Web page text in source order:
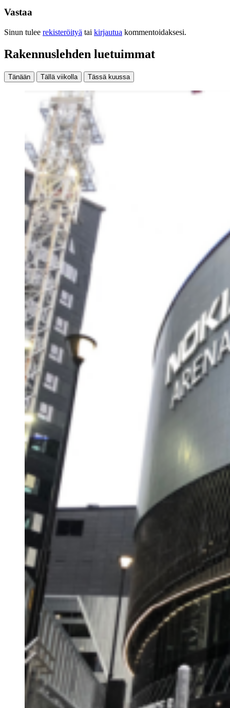
Vastaa
Sinun tulee rekisteröityä tai kirjautua kommentoidaksesi.
Rakennuslehden luetuimmat
Tänään Tällä viikolla Tässä kuussa